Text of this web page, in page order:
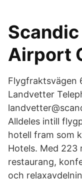
Airport
Flygfraktsvägen
Landvetter
Alldeles intill
hotell fram som
Hotels. Med 223
restaurang,
och